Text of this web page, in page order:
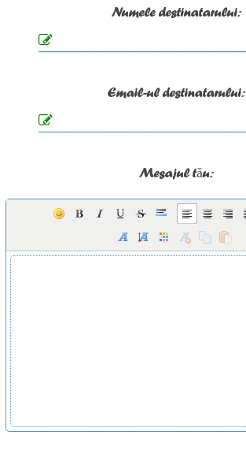
Numele destinatarului:
Email-ul destinatarului:
Mesajul tău: